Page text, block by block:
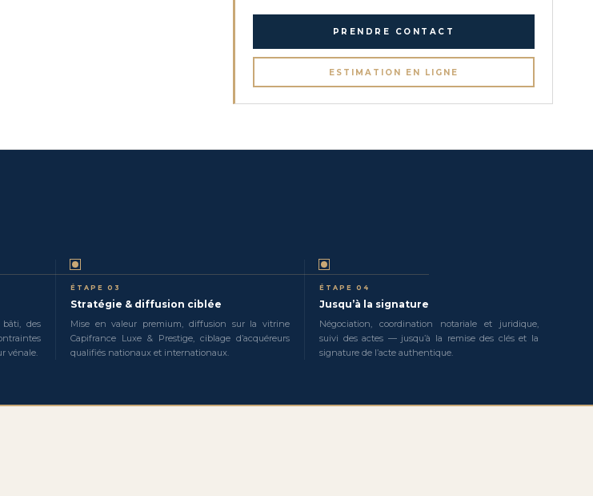
PRENDRE CONTACT
ESTIMATION EN LIGNE
des
vénale.
ÉTAPE 03
Stratégie & diffusion ciblée
Mise en valeur premium, diffusion sur la vitrine
Capifrance Luxe & Prestige, ciblage d’acquéreurs
qualifiés nationaux et internationaux.
ÉTAPE 04
Jusqu’à la signature
Négociation, coordination notariale et juridique,
suivi des actes — jusqu’à la remise des clés et la
signature de l’acte authentique.